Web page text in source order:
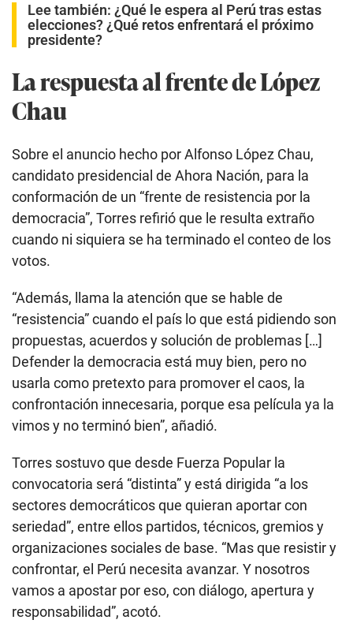
Lee también: ¿Qué le espera al Perú tras estas
elecciones? ¿Qué retos enfrentará el próximo
presidente?
La respuesta al frente de López
Chau
Sobre el anuncio hecho por Alfonso López Chau,
candidato presidencial de Ahora Nación, para la
conformación de un “frente de resistencia por la
democracia”, Torres refirió que le resulta extraño
cuando ni siquiera se ha terminado el conteo de los
votos.
“Además, llama la atención que se hable de
“resistencia” cuando el país lo que está pidiendo son
propuestas, acuerdos y solución de problemas […]
Defender la democracia está muy bien, pero no
usarla como pretexto para promover el caos, la
confrontación innecesaria, porque esa película ya la
vimos y no terminó bien”, añadió.
Torres sostuvo que desde Fuerza Popular la
convocatoria será “distinta” y está dirigida “a los
sectores democráticos que quieran aportar con
seriedad”, entre ellos partidos, técnicos, gremios y
organizaciones sociales de base. “Mas que resistir y
confrontar, el Perú necesita avanzar. Y nosotros
vamos a apostar por eso, con diálogo, apertura y
responsabilidad”, acotó.